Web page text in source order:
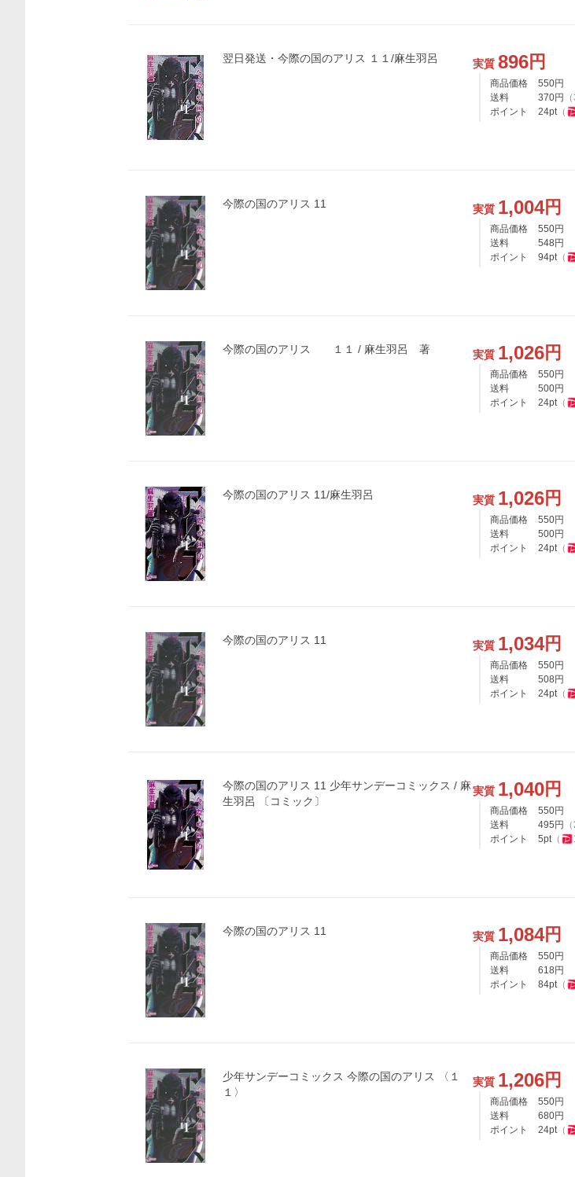
翌日発送・今際の国のアリス １１/麻生羽呂 実質 896円
商品価格 550円
送料
370円 （
ポイント
24pt（
今際の国のアリス 11 実質 1,004円
商品価格 550円
送料
548 円
ポイント
94pt（
今際の国のアリス １１ / 麻生羽呂 著 実質 1,026円
商品価格 550円
送料
500円
ポイント
24pt（
今際の国のアリス 11/麻生羽呂 実質 1,026円
商品価格 550円
送料
500円
ポイント
24pt（
今際の国のアリス 11 実質 1,034円
商品価格 550円
送料
508 円
ポイント
24pt（
今際の国のアリス 11 少年サンデーコミックス / 麻
生羽呂 〔コミック〕
実質 1,040円
商品価格 550円
送料
495 円 （
ポイント
5pt（
今際の国のアリス 11 実質 1,084円
商品価格 550円
送料
618 円
ポイント
84pt（
少年サンデーコミックス 今際の国のアリス 〈１
１〉
実質 1,206円
商品価格 550円
送料
680円
ポイント
24pt（